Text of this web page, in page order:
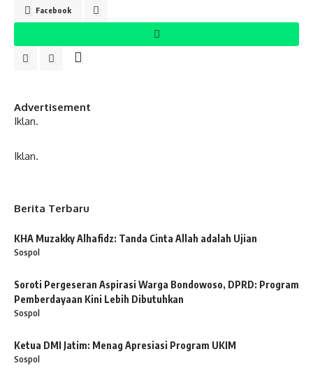
Facebook
Advertisement
Iklan.
Iklan.
Berita Terbaru
KHA Muzakky Alhafidz: Tanda Cinta Allah adalah Ujian
Sospol
Soroti Pergeseran Aspirasi Warga Bondowoso, DPRD: Program
Pemberdayaan Kini Lebih Dibutuhkan
Sospol
Ketua DMI Jatim: Menag Apresiasi Program UKIM
Sospol